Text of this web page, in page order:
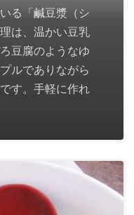
る「鹹豆漿（シ
は、温かい豆乳
豆腐のようなゆ
ルでありながら
す。手軽に作れ